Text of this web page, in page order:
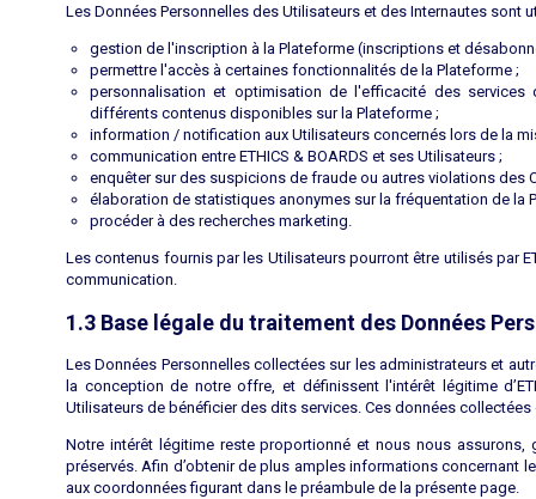
Les Données Personnelles des Utilisateurs et des Internautes sont
gestion de l'inscription à la Plateforme (inscriptions et
permettre l'accès à certaines fonctionnalités de la Plateforme ;
personnalisation et optimisation de l'efficacité des services
différents contenus disponibles sur la Plateforme ;
information / notification aux Utilisateurs concernés lors de la
communication entre ETHICS & BOARDS et ses Utilisateurs ;
enquêter sur des suspicions de fraude ou autres violations
élaboration de statistiques anonymes sur la fréquentation de la
procéder à des recherches marketing.
Les contenus fournis par les Utilisateurs pourront être utilisés par
communication.
1.3 Base légale du traitement des Données
Les Données Personnelles collectées sur les administrateurs et
la conception de notre offre, et définissent l'intérêt légitime
Utilisateurs de bénéficier des dits services. Ces données
Notre intérêt légitime reste proportionné et nous nous
préservés. Afin d’obtenir de plus amples informations concernant
aux coordonnées figurant dans le préambule de la présente page.